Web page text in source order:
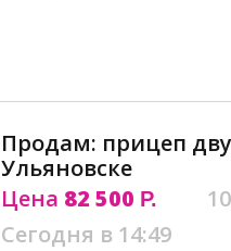
Продам: прицеп
Ульяновске
Цена 82 500 Р.
Сегодня в 14:49